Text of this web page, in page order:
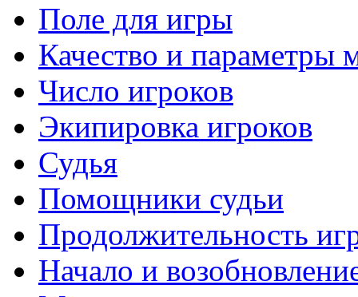
Поле для игры
Качество и параметры
Число игроков
Экипировка игроков
Судья
Помощники судьи
Продолжительность
Начало и